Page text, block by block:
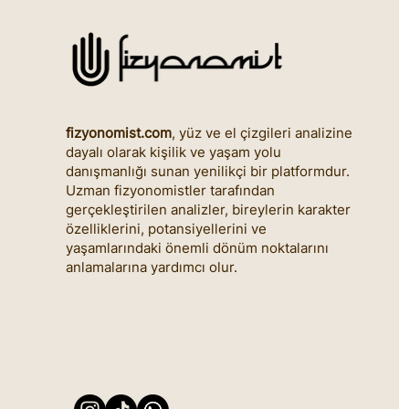
fizyonomist.com, yüz ve el çizgileri analizine
dayalı olarak kişilik ve yaşam yolu
danışmanlığı sunan yenilikçi bir platformdur.
Uzman fizyonomistler tarafından
gerçekleştirilen analizler, bireylerin karakter
özelliklerini, potansiyellerini ve
yaşamlarındaki önemli dönüm noktalarını
anlamalarına yardımcı olur.